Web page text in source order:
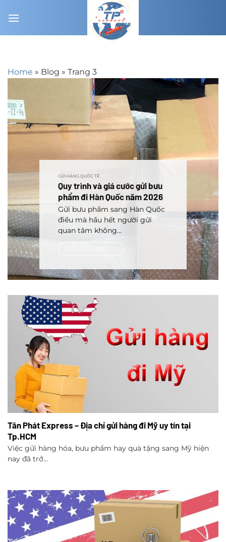
đến
Home » Blog » Trang 3
GỬI HÀNG QUỐC TẾ
Quy trình và giá cước gửi bưu
phẩm đi Hàn Quốc năm 2026
Gửi bưu phẩm sang Hàn Quốc
điều mà hầu hết người gửi
quan tâm không...
Tân Phát Express – Địa chỉ gửi hàng đi Mỹ uy tín tại
Tp.HCM
Việc gửi hàng hóa, bưu phẩm hay quà tặng sang Mỹ hiện
nay đã trở...